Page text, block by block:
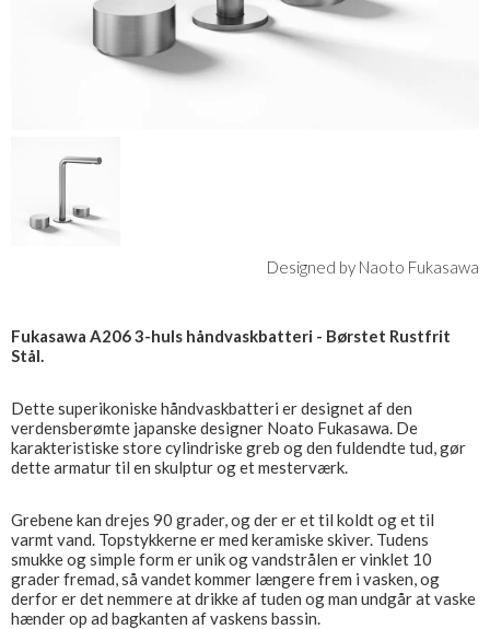
Designed by Naoto Fukasawa
Fukasawa A206 3-huls håndvaskbatteri - Børstet Rustfrit
Stål.
Dette superikoniske håndvaskbatteri er designet af den
verdensberømte japanske designer Noato Fukasawa. De
karakteristiske store cylindriske greb og den fuldendte tud, gør
dette armatur til en skulptur og et mesterværk.
Grebene kan drejes 90 grader, og der er et til koldt og et til
varmt vand. Topstykkerne er med keramiske skiver. Tudens
smukke og simple form er unik og vandstrålen er vinklet 10
grader fremad, så vandet kommer længere frem i vasken, og
derfor er det nemmere at drikke af tuden og man undgår at vaske
hænder op ad bagkanten af vaskens bassin.